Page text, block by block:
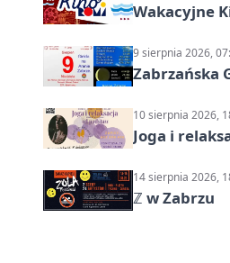
Wakacyjne
9 sierpnia 2026,
Zabrzańska
10 sierpnia 2026,
Joga i
14 sierpnia 2026,
ℤ w Zabrzu